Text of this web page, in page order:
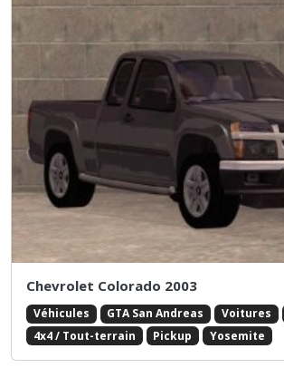
Chevrolet Colorado 2003
Véhicules GTA San Andreas Voitures
4x4 / Tout-terrain
Pickup Yosemite